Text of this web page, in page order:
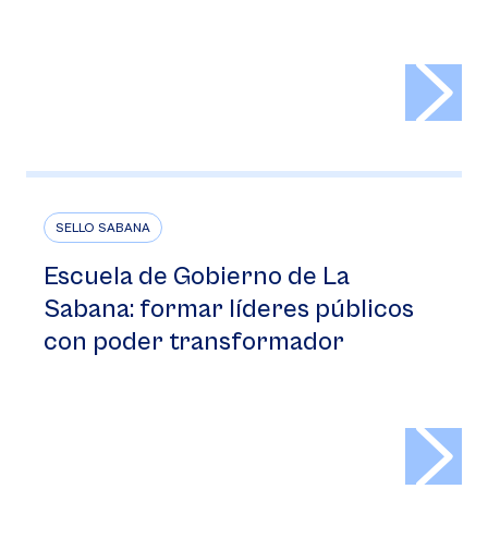
SELLO SABANA
Escuela de Gobierno de La
Sabana: formar líderes públicos
con poder transformador